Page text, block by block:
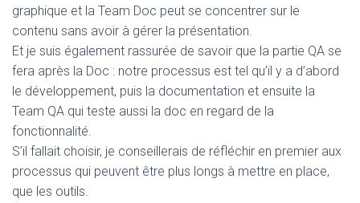
graphique et la Team Doc peut se concentrer sur le
contenu sans avoir à gérer la présentation.
Et je suis également rassurée de savoir que la partie QA se
fera après la Doc : notre processus est tel qu’il y a d’abord
le développement, puis la documentation et ensuite la
Team QA qui teste aussi la doc en regard de la
fonctionnalité.
S’il fallait choisir, je conseillerais de réfléchir en premier aux
processus qui peuvent être plus longs à mettre en place,
que les outils.